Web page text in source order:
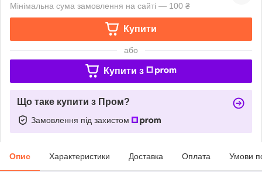
Мінімальна сума замовлення на сайті — 100 ₴
Купити
або
Купити з
Що таке купити з Пром?
Замовлення під захистом
Опис Характеристики Доставка Оплата Умови